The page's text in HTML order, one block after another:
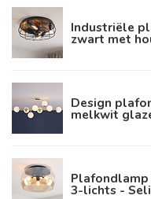
Industriële
zwart met
Design
melkwit
3-lichts -